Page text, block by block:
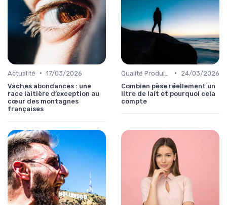
Actualité • 17/03/2026
Vaches abondances : une
race laitière d’exception au
cœur des montagnes
françaises
•
24/03/2026
Combien pèse réellement un
litre de lait et pourquoi cela
compte